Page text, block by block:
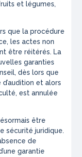
et légumes,
que la procédure
les actes non
être réitérés. La
garanties
dès lors que
et alors
est annulée
être
sécurité juridique.
de
garantie